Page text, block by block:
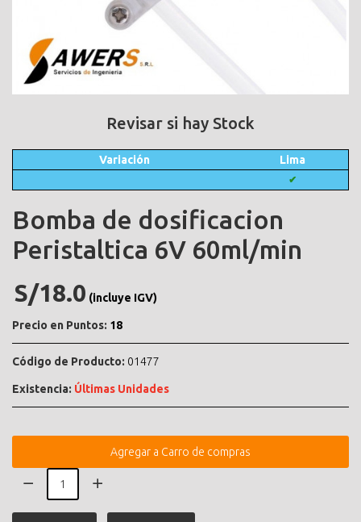
Revisar si hay Stock
Variación Lima
✔
Bomba de dosificacion
Peristaltica 6V 60ml/min
S/18.0 (incluye IGV)
Precio en Puntos: 18
Código de Producto: 01477
Existencia: Últimas Unidades
Agregar a Carro de compras